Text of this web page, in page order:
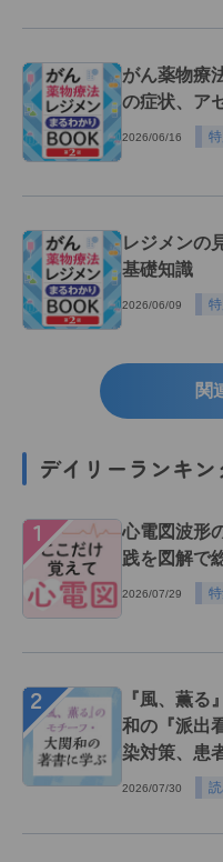
がん薬物療
の症状、ア
2026/06/16
レジメンの
基礎知識
2026/06/09
関
デイリーランキン
１
心電図波形
践を図解で
2026/07/29
２
『風、薫
和の『派出
染対策、患
2026/07/30